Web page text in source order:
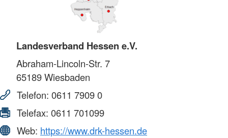
Landesverband Hessen e.V.
Abraham-Lincoln-Str. 7
65189Wiesbaden
Telefon: 0611 7909 0
Telefax: 0611 701099
Web: https://www.drk-hessen.de